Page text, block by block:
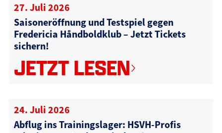
27. Juli 2026
Saisoneröffnung und Testspiel gegen
Fredericia Håndboldklub – Jetzt Tickets
sichern!
JETZT LESEN
24. Juli 2026
Abflug ins Trainingslager: HSVH-Profis